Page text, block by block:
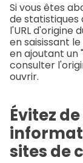
Si vous êtes
de statistiques
l'URL d'origine
en saisissant
en ajoutant un
consulter
ouvrir.
Évitez
sites de